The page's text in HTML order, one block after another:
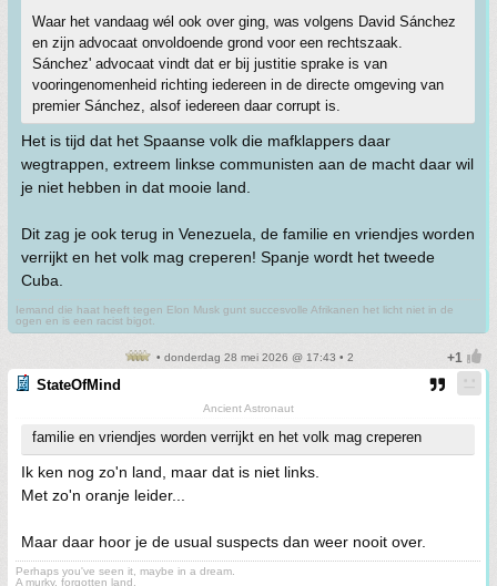
Waar het vandaag wél ook over ging, was volgens David Sánchez
en zijn advocaat onvoldoende grond voor een rechtszaak.
Sánchez' advocaat vindt dat er bij justitie sprake is van
vooringenomenheid richting iedereen in de directe omgeving van
premier Sánchez, alsof iedereen daar corrupt is.
Het is tijd dat het Spaanse volk die mafklappers daar
wegtrappen, extreem linkse communisten aan de macht daar wil
je niet hebben in dat mooie land.
Dit zag je ook terug in Venezuela, de familie en vriendjes worden
verrijkt en het volk mag creperen! Spanje wordt het tweede
Cuba.
Iemand die haat heeft tegen Elon Musk gunt succesvolle Afrikanen het licht niet in de
ogen en is een racist bigot.
• donderdag 28 mei 2026 @ 17:43 • 2
StateOfMind
Ancient Astronaut
familie en vriendjes worden verrijkt en het volk mag creperen
Ik ken nog zo'n land, maar dat is niet links.
Met zo'n oranje leider...
Maar daar hoor je de usual suspects dan weer nooit over.
Perhaps you've seen it, maybe in a dream.
A murky, forgotten land.